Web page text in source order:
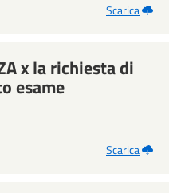
Scarica
x la richiesta di
esame
Scarica